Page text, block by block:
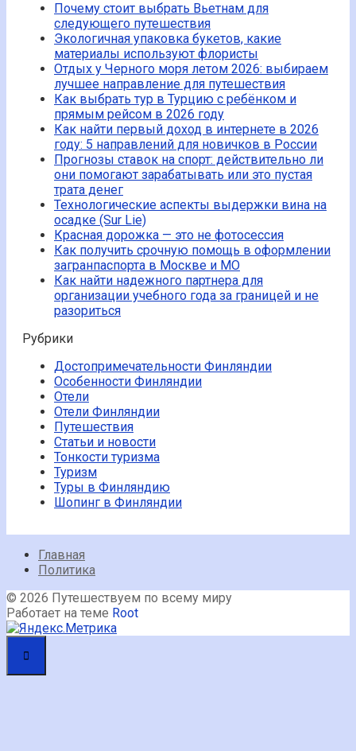
Почему стоит выбрать Вьетнам для
следующего путешествия
Экологичная упаковка букетов, какие
материалы используют флористы
Отдых у Черного моря летом 2026: выбираем
лучшее направление для путешествия
Как выбрать тур в Турцию с ребёнком и
прямым рейсом в 2026 году
Как найти первый доход в интернете в 2026
году: 5 направлений для новичков в России
Прогнозы ставок на спорт: действительно ли
они помогают зарабатывать или это пустая
трата денег
Технологические аспекты выдержки вина на
осадке (Sur Lie)
Красная дорожка — это не фотосессия
Как получить срочную помощь в оформлении
загранпаспорта в Москве и МО
Как найти надежного партнера для
организации учебного года за границей и не
разориться
Рубрики
Достопримечательности Финляндии
Особенности Финляндии
Отели
Отели Финляндии
Путешествия
Статьи и новости
Тонкости туризма
Туризм
Туры в Финляндию
Шопинг в Финляндии
Главная
Политика
© 2026 Путешествуем по всему миру
Работает на теме Root